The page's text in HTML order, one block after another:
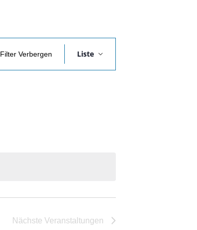
Filter Verbergen
Ansichten-
Navigation
Liste
Nächste Veranstaltungen